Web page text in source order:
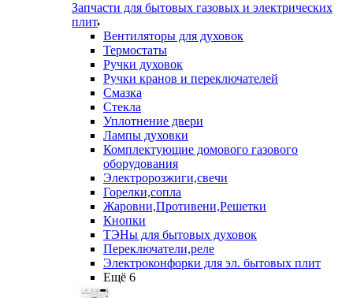
Запчасти для бытовых газовых и электрических
плит
Вентиляторы для духовок
Термостаты
Ручки духовок
Ручки кранов и переключателей
Смазка
Стекла
Уплотнение двери
Лампы духовки
Комплектующие домового газового
оборудования
Электророзжиги,свечи
Горелки,сопла
Жаровни,Противени,Решетки
Кнопки
ТЭНы для бытовых духовок
Переключатели,реле
Электроконфорки для эл. бытовых плит
Ещё 6